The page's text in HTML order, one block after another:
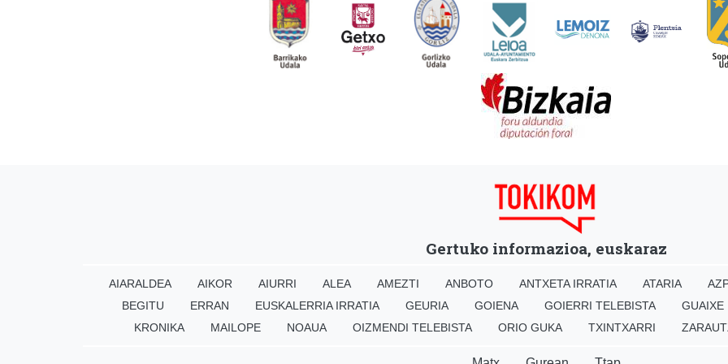
Gertuko informazioa, euskaraz
AIARALDEA AIKOR AIURRI ALEA AMEZTI ANBOTO ANTXETA IRRATIA ATARIA
BEGITU
ERRAN EUSKALERRIA IRRATIA GEURIA GOIENA GOIERRI TELEBISTA
GUAIXE
KRONIKA
MAILOPE NOAUA OIZMENDI TELEBISTA ORIO GUKA TXINTXARRI